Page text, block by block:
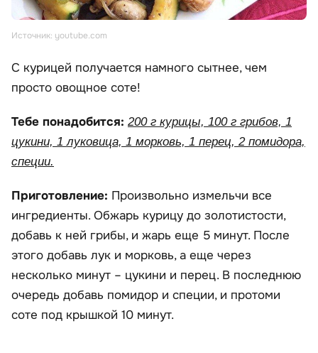
Источник: youtube.com
С курицей получается намного сытнее, чем
просто овощное соте!
Тебе понадобится: 200 г курицы, 100 г грибов, 1
цукини, 1 луковица, 1 морковь, 1 перец, 2 помидора,
специи.
Приготовление: Произвольно измельчи все
ингредиенты. Обжарь курицу до золотистости,
добавь к ней грибы, и жарь еще 5 минут. После
этого добавь лук и морковь, а еще через
несколько минут – цукини и перец. В последнюю
очередь добавь помидор и специи, и протоми
соте под крышкой 10 минут.